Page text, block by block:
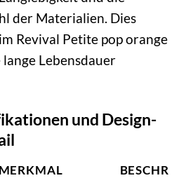
der Materialien. Dies
Revival Petite pop orange
Lebensdauer
und Design-
MERKMAL